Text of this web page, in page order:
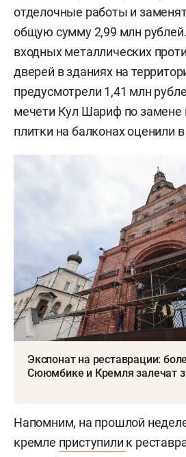
отделочные работы и
общую сумму 2,99 млн
входных металлических
дверей в зданиях на
предусмотрели 1,41 млн
мечети Кул Шариф по замене
плитки на балконах оценили
Экспонат на реставрации:
Сююмбике и Кремля залечат
Напомним, на прошлой
кремле приступили к